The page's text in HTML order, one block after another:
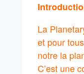
La
et pour
notre la
C’est une